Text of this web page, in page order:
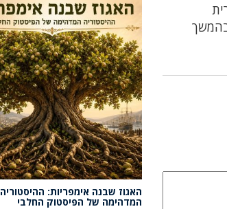
האגוז שבנה אימפריות: ההיסטוריה
המדהימה של הפיסטוק החלבי